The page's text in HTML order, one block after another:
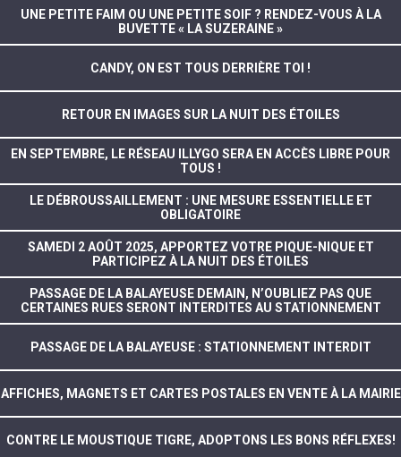
UNE PETITE FAIM OU UNE PETITE SOIF ? RENDEZ-VOUS À LA
BUVETTE « LA SUZERAINE »
CANDY, ON EST TOUS DERRIÈRE TOI !
RETOUR EN IMAGES SUR LA NUIT DES ÉTOILES
EN SEPTEMBRE, LE RÉSEAU ILLYGO SERA EN ACCÈS LIBRE POUR
TOUS !
LE DÉBROUSSAILLEMENT : UNE MESURE ESSENTIELLE ET
OBLIGATOIRE
SAMEDI 2 AOÛT 2025, APPORTEZ VOTRE PIQUE-NIQUE ET
PARTICIPEZ À LA NUIT DES ÉTOILES
PASSAGE DE LA BALAYEUSE DEMAIN, N’OUBLIEZ PAS QUE
CERTAINES RUES SERONT INTERDITES AU STATIONNEMENT
PASSAGE DE LA BALAYEUSE : STATIONNEMENT INTERDIT
AFFICHES, MAGNETS ET CARTES POSTALES EN VENTE À LA MAIRIE
CONTRE LE MOUSTIQUE TIGRE, ADOPTONS LES BONS RÉFLEXES!